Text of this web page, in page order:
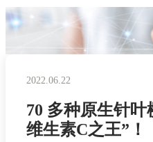
2022.06.22
70 多种原生针
维生素C之王”！